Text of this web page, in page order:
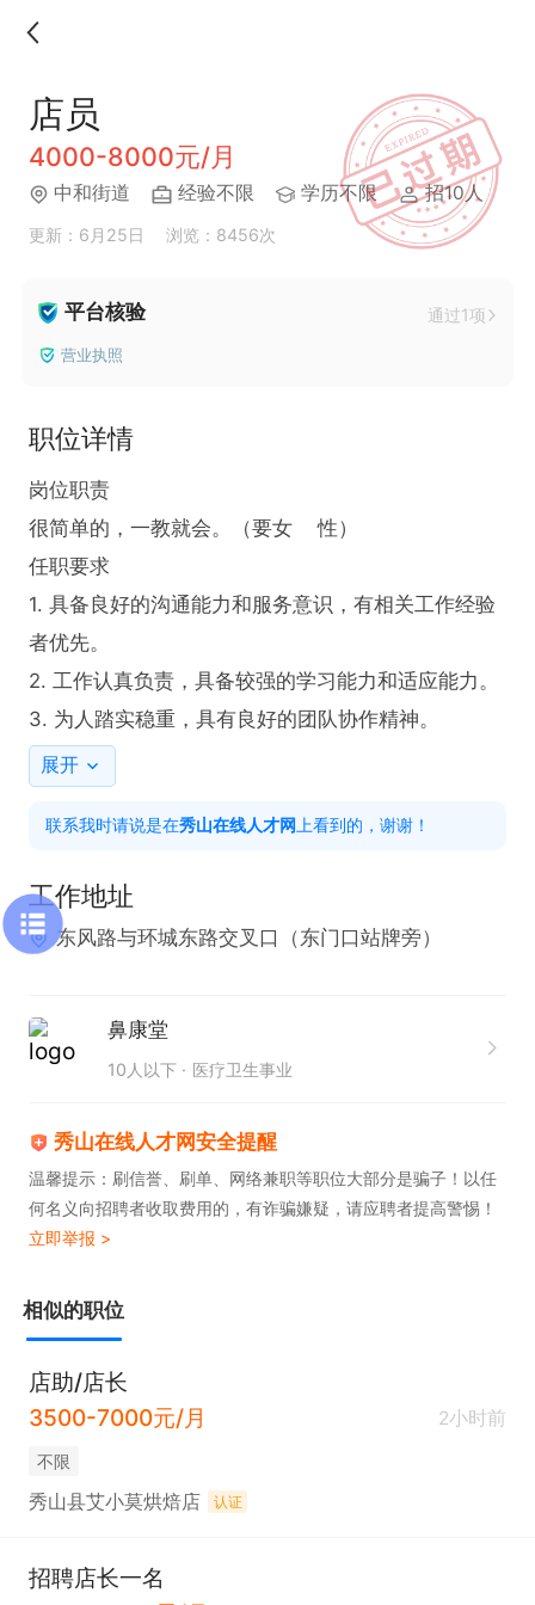
店员
4000-8000元/月
中和街道 经验不限 学历不限 招10人
更新：6月25日 浏览：8456次
平台核验 通过1项
营业执照
职位详情
岗位职责
很简单的，一教就会。（要女    性）
任职要求
1. 具备良好的沟通能力和服务意识，有相关工作经验
者优先。
2. 工作认真负责，具备较强的学习能力和适应能力。
3. 为人踏实稳重，具有良好的团队协作精神。
展开
联系我时请说是在秀山在线人才网 上看到的，谢谢！
工作地址
东风路与环城东路交叉口（东门口站牌旁）
鼻康堂
10人以下 医疗卫生事业
秀山在线人才网安全提醒
温馨提示：刷信誉、刷单、网络兼职等职位大部分是骗子！以任
何名义向招聘者收取费用的，有诈骗嫌疑，请应聘者提高警惕！
立即举报 >
相似的职位
店助/店长
3500-7000元/月
2小时前
不限
秀山县艾小莫烘焙店 认证
招聘店长一名